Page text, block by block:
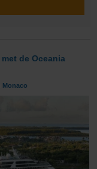
de Oceania
Monaco